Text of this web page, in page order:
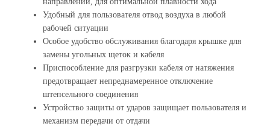
Удобный для пользователя отвод воздуха в любой
рабочей ситуации
Особое удобство обслуживания благодаря крышке для
замены угольных щеток и кабеля
Приспособление для разгрузки кабеля от натяжения
предотвращает непреднамеренное отключение
штепсельного соединения
Устройство защиты от ударов защищает пользователя и
механизм передачи от отдачи